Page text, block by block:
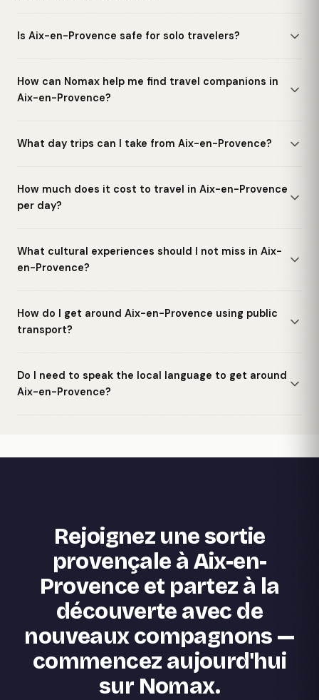
Is Aix-en-Provence safe for solo travelers?
How can Nomax help me find travel companions in
Aix-en-Provence?
What day trips can I take from Aix-en-Provence?
How much does it cost to travel in Aix-en-Provence
per day?
What cultural experiences should I not miss in Aix-
en-Provence?
How do I get around Aix-en-Provence using public
transport?
Do I need to speak the local language to get around
Aix-en-Provence?
Rejoignez une sortie
provençale à Aix-en-
Provence et partez à la
découverte avec de
nouveaux compagnons —
commencez aujourd'hui
sur Nomax.